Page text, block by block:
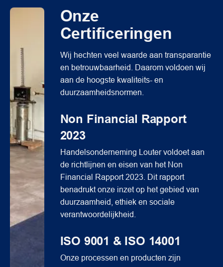
Onze
Certificeringen
Wij hechten veel waarde aan transparantie
en betrouwbaarheid. Daarom voldoen wij
aan de hoogste kwaliteits- en
duurzaamheidsnormen.
Non Financial Rapport
2023
Handelsonderneming Louter voldoet aan
de richtlijnen en eisen van het Non
Financial Rapport 2023. Dit rapport
benadrukt onze inzet op het gebied van
duurzaamheid, ethiek en sociale
verantwoordelijkheid.
ISO 9001 & ISO 14001
Onze processen en producten zijn